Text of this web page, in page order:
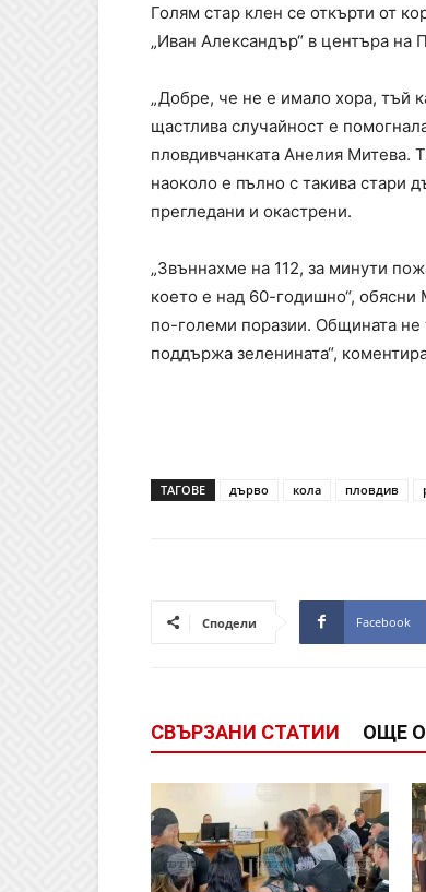
Голям стар клен се откърти от
„Иван Александър“ в центъра на
„Добре, че не е имало хора, тъй
щастлива случайност е
пловдивчанката Анелия Митева.
наоколо е пълно с такива стари
прегледани и окастрени.
„Звъннахме на 112, за минути
което е над 60-годишно“,
по-големи поразии. Общината не
поддържа зеленината“,
ТАГОВЕ дърво кола пловдив
Сподели Facebook
СВЪРЗАНИ СТАТИИ ОЩЕ